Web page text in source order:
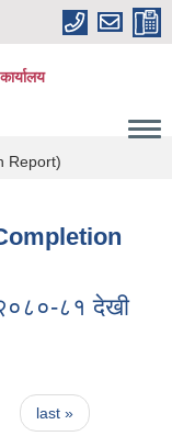
Report)
Completion
८१ देखी
last »